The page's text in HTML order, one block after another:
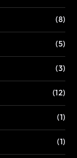
(8)
(5)
(3)
(12)
(1)
(1)